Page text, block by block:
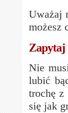
Uważaj
możesz
Zapytaj
Nie
lubić
trochę
się jak